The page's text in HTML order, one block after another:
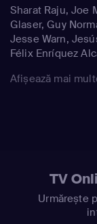
Sharat Raju, Joe
Glaser, Guy
Jesse Warn,
Félix Enríquez
Afișează mai
TV
Urmărește